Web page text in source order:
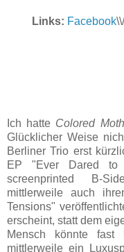
Links: Facebook
Ich hatte Colored Moth
Glücklicher Weise
Berliner Trio erst
EP "Ever Dared to
screenprinted B-
mittlerweile auch
Tensions"
erscheint, statt dem
Mensch könnte fast
mittlerweile ein